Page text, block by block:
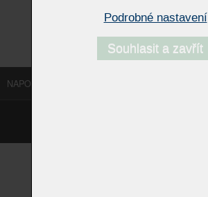
NAPOSLEDY NAVŠTÍVENÉ ODKAZY
Podrobné nastavení
Souhlasit a zavřít